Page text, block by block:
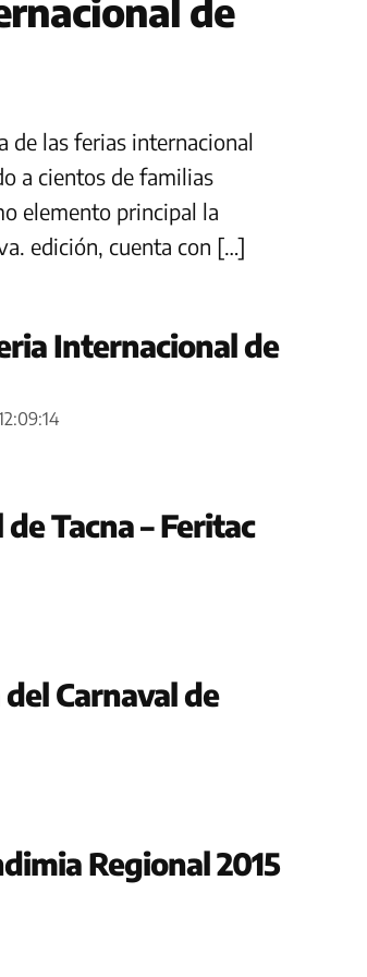
de
de las ferias internacional
a cientos de familias
elemento principal la
edición, cuenta con […]
Internacional de
Tacna – Feritac
Carnaval de
Regional 2015